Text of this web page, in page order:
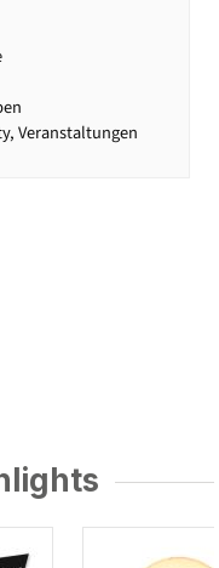
Veranstaltungen